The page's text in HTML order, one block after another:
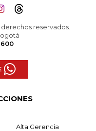
derechos reservados.
Alta Gerencia